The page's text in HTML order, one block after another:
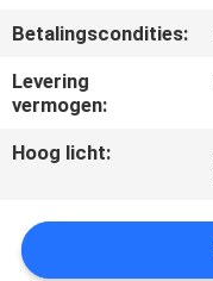
VERZOEK
OM EEN
CITAAT
SITEMAP
Betalingscondities:
Levering
vermogen:
Hoog licht: